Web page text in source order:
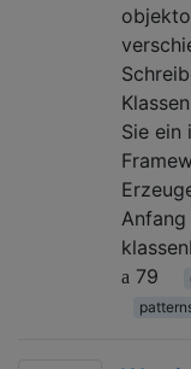
Sie ein
79